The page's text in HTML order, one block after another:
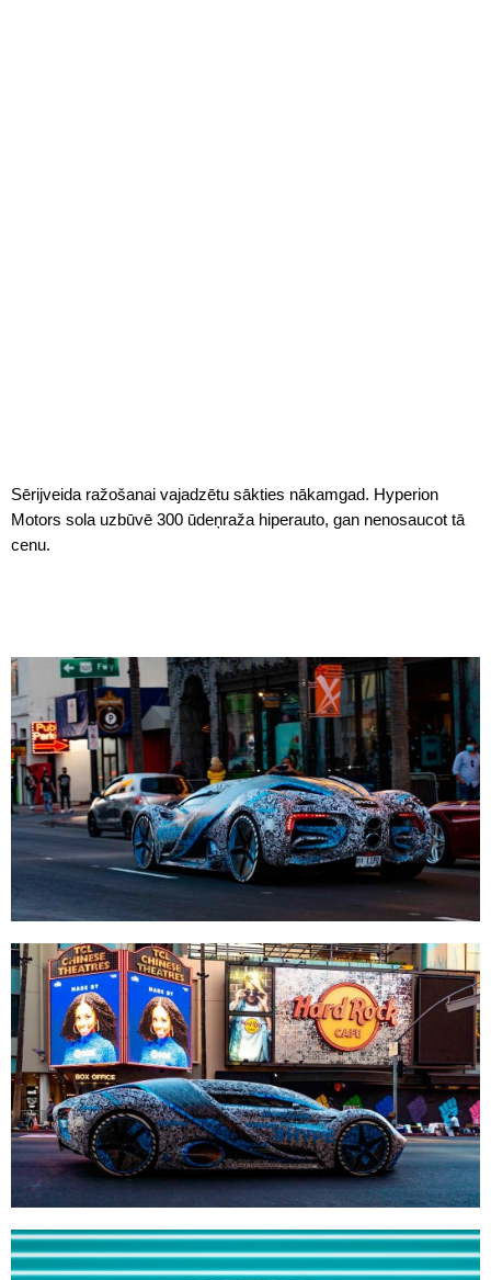
Sērijveida ražošanai vajadzētu sākties nākamgad. Hyperion
Motors sola uzbūvē 300 ūdeņraža hiperauto, gan nenosaucot tā
cenu.